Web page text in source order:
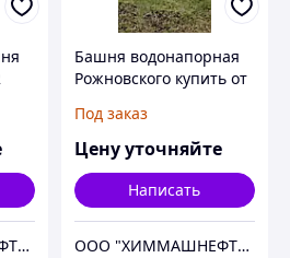
ООО "ХИММАШНЕФТЕГАЗ"
Башня водонапорная
Рожновского купить от
Под заказ
Цену уточняйте
Написать
ООО "ХИММАШНЕФТЕГАЗ"